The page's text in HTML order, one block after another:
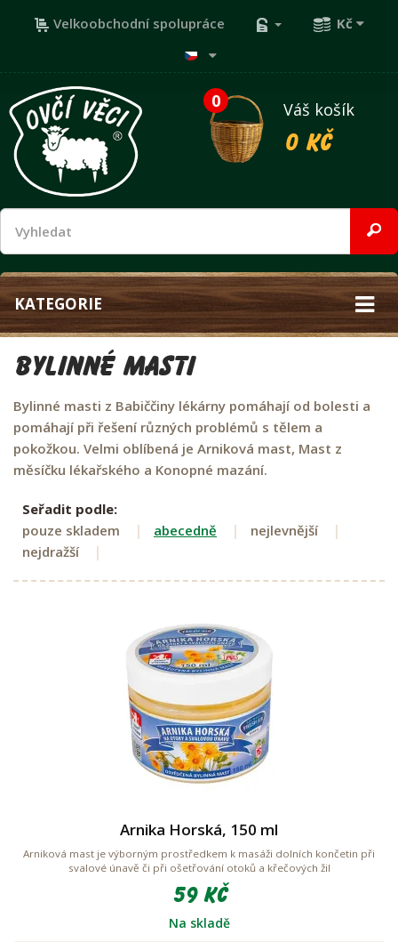
Velkoobchodní spolupráce Kč
0
Váš košík
0 Kč
KATEGORIE
Bylinné masti
Bylinné masti z Babiččiny lékárny pomáhají od bolesti a
pomáhají při řešení různých problémů s tělem a
pokožkou. Velmi oblíbená je Arniková mast, Mast z
měsíčku lékařského a Konopné mazání.
Seřadit podle:
pouze skladem
abecedně
nejlevnější
nejdražší
Arnika Horská, 150 ml
Arniková mast je výborným prostředkem k masáži dolních končetin při
svalové únavě či při ošetřování otoků a křečových žil
59 Kč
Na skladě